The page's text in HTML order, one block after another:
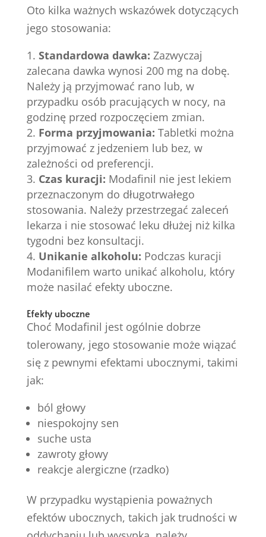
Oto kilka ważnych wskazówek dotyczących
jego stosowania:
Standardowa dawka: Zazwyczaj
zalecana dawka wynosi 200 mg na dobę.
Należy ją przyjmować rano lub, w
przypadku osób pracujących w nocy, na
godzinę przed rozpoczęciem zmian.
Forma przyjmowania: Tabletki można
przyjmować z jedzeniem lub bez, w
zależności od preferencji.
Czas kuracji: Modafinil nie jest lekiem
przeznaczonym do długotrwałego
stosowania. Należy przestrzegać zaleceń
lekarza i nie stosować leku dłużej niż kilka
tygodni bez konsultacji.
Unikanie alkoholu: Podczas kuracji
Modanifilem warto unikać alkoholu, który
może nasilać efekty uboczne.
Efekty uboczne
Choć Modafinil jest ogólnie dobrze
tolerowany, jego stosowanie może wiązać
się z pewnymi efektami ubocznymi, takimi
jak:
ból głowy
niespokojny sen
suche usta
zawroty głowy
reakcje alergiczne (rzadko)
W przypadku wystąpienia poważnych
efektów ubocznych, takich jak trudności w